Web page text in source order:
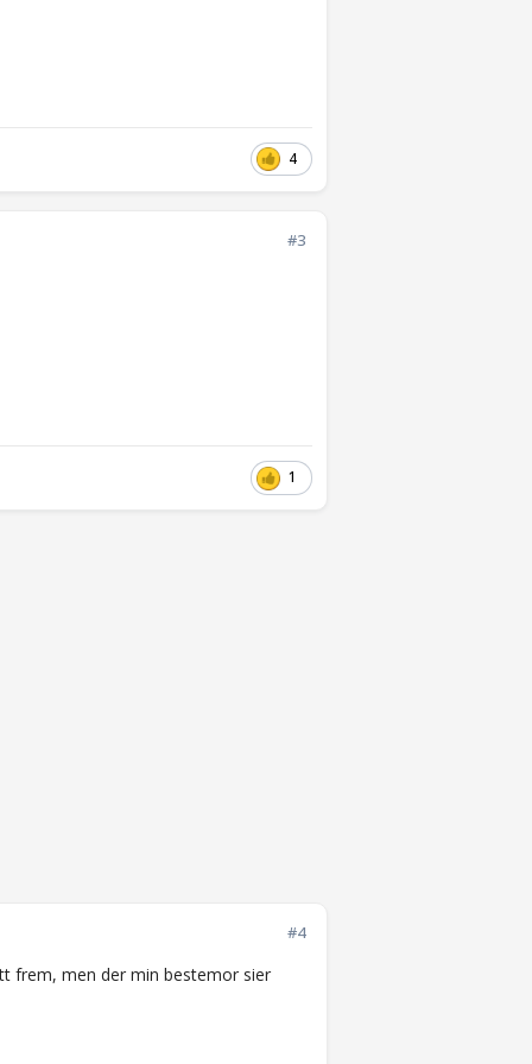
4
#3
1
#4
frem, men der min bestemor sier